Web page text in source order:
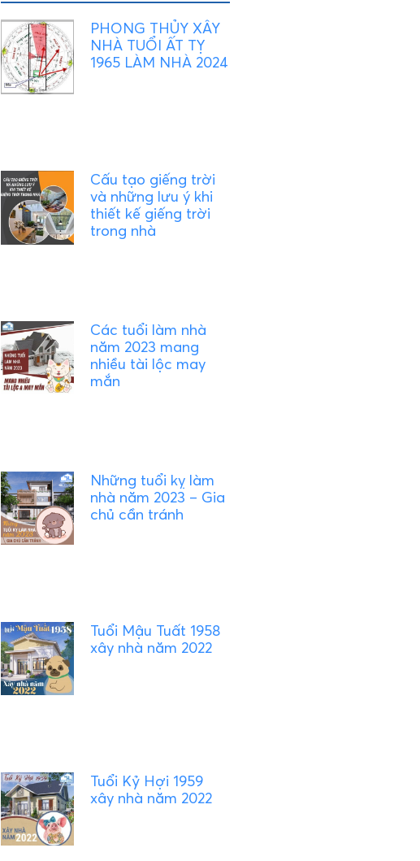
PHONG THỦY XÂY
NHÀ TUỔI ẤT TỴ
1965 LÀM NHÀ 2024
Cấu tạo giếng trời
và những lưu ý khi
thiết kế giếng trời
trong nhà
Các tuổi làm nhà
năm 2023 mang
nhiều tài lộc may
mắn
Những tuổi kỵ làm
nhà năm 2023 – Gia
chủ cần tránh
Tuổi Mậu Tuất 1958
xây nhà năm 2022
Tuổi Kỷ Hợi 1959
xây nhà năm 2022